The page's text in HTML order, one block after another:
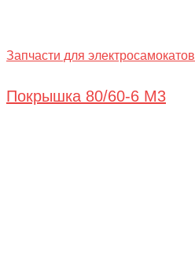
Запчасти для электросамокатов
Покрышка 80/60-6 М3